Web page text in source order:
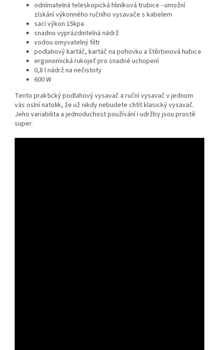
odnímatelná teleskopická hliníková trubice - umožní
získání výkonného ručního vysavače s kabelem
sací výkon 15kpa
snadno vyprázdnitelná nádrž
vodou omyvatelný filtr
podlahový kartáč, kartáč na pohovku a štěrbinová hubice
ergonomická rukojeť pro snadné uchopení
0,8 l nádrž na nečistoty
600 W
Tento praktický podlahový vysavač a ruční vysavač v jednom
vás oslní natolik, že už nikdy nebudete chtít klasický vysavač.
Jeho variabilita a jednoduchost používání i udržby jsou prostě
super.